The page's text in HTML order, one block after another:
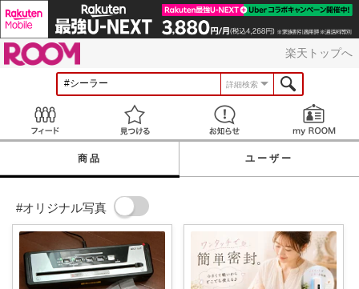
楽天トップへ
詳細検索
見つける お知らせ
商品 ユーザー
#オリジナル写真